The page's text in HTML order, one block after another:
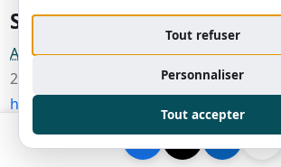
Sources
Artificial Intelligence Act– Wikipedia,
2025,
https ://en.wikipedia.org/wiki/
EU AI Act
Timeline : Key Dates For
Tout refuser
Personnaliser
Tout accepter